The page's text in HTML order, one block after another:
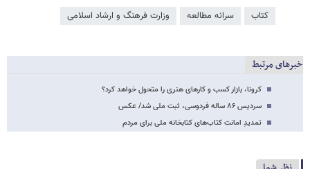
کتاب سرانه مطالعه وزارت فرهنگ و ارشاد اسلامی
خبرهای مرتبط
کرونا، بازار کسب و کارهای هنری را متحول خواهد کرد؟
سردیس ۸۶ ساله فردوسی، ثبت ملی شد/ عکس
تمدیدِ امانت کتاب‌های کتابخانه ملی برای مردم